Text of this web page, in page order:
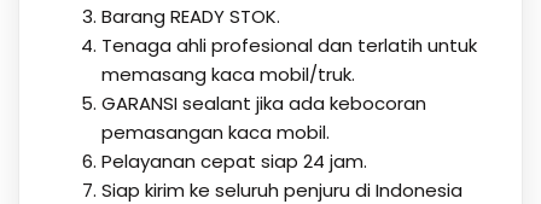
Barang READY STOK.
Tenaga ahli profesional dan terlatih untuk
memasang kaca mobil/truk.
GARANSI sealant jika ada kebocoran
pemasangan kaca mobil.
Pelayanan cepat siap 24 jam.
Siap kirim ke seluruh penjuru di Indonesia